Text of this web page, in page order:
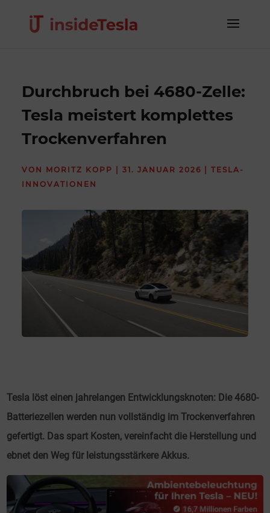
Durchbruch bei 4680-Zelle:
Tesla meistert komplettes
Trockenverfahren
VON MORITZ KOPP |31. JANUAR 2026 |TESLA-
INNOVATIONEN
Tesla löst einen jahrelangen Entwicklungsknoten: Die 4680-
Batteriezellen werden nun vollständig im Trockenverfahren
gefertigt. Das spart Kosten, vereinfacht die Herstellung und
ebnet den Weg für leistungsstärkere Akkus.